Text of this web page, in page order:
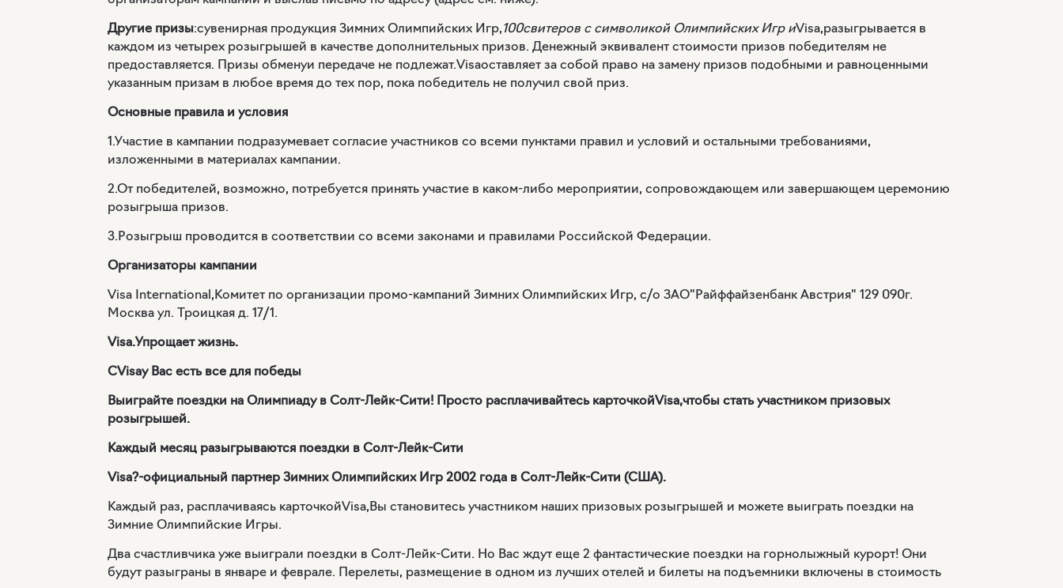
Другие призы:сувенирная продукция Зимних Олимпийских Игр,100свитеров с символикой Олимпийских Игр иVisa,разыгрывается в
каждом из четырех розыгрышей в качестве дополнительных призов. Денежный эквивалент стоимости призов победителям не
предоставляется. Призы обменуи передаче не подлежат.Visaоставляет за собой право на замену призов подобными и равноценными
указанным призам в любое время до тех пор, пока победитель не получил свой приз.
Основные правила и условия
1.Участие в кампании подразумевает согласие участников со всеми пунктами правил и условий и остальными требованиями,
изложенными в материалах кампании.
2.От победителей, возможно, потребуется принять участие в каком-либо мероприятии, сопровождающем или завершающем церемонию
розыгрыша призов.
3.Розыгрыш проводится в соответствии со всеми законами и правилами Российской Федерации.
Организаторы кампании
Visa International,Комитет по организации промо-кампаний Зимних Олимпийских Игр, c/o ЗАО"Райффайзенбанк Австрия" 129 090г.
Москва ул. Троицкая д. 17/1.
Visa.Упрощает жизнь.
СVisaу Вас есть все для победы
Выиграйте поездки на Олимпиаду в Солт-Лейк-Сити! Просто расплачивайтесь карточкойVisa,чтобы стать участником призовых
розыгрышей.
Каждый месяц разыгрываются поездки в Солт-Лейк-Сити
Visa?-официальный партнер Зимних Олимпийских Игр 2002 года в Солт-Лейк-Сити (США).
Каждый раз, расплачиваясь карточкойVisa,Вы становитесь участником наших призовых розыгрышей и можете выиграть поездки на
Зимние Олимпийские Игры.
Два счастливчика уже выиграли поездки в Солт-Лейк-Сити. Но Вас ждут еще 2 фантастические поездки на горнолыжный курорт! Они
будут разыграны в январе и феврале. Перелеты, размещение в одном из лучших отелей и билеты на подъемники включены в стоимость